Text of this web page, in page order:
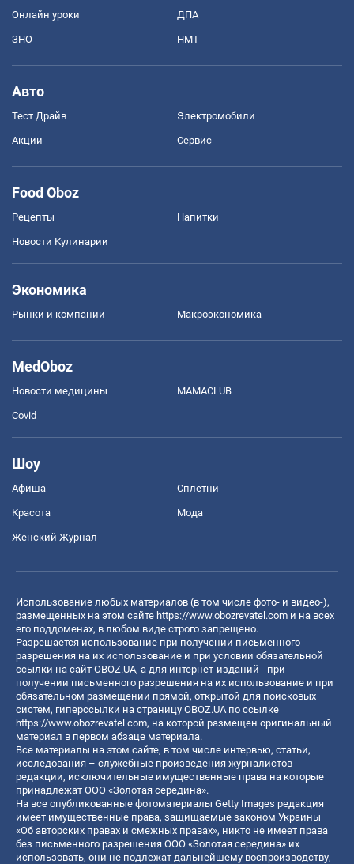
Онлайн уроки ДПА
ЗНО НМТ
Авто
Тест Драйв Электромобили
Акции Сервис
Food Oboz
Рецепты Напитки
Новости Кулинарии
Экономика
Рынки и компании Mакроэкономика
MedOboz
Новости медицины MAMACLUB
Covid
Шоу
Афиша Сплетни
Красота Мода
Женский Журнал
Использование любых материалов (в том числе фото- и видео-),
размещенных на этом сайте https://www.obozrevatel.com и на всех
его поддоменах, в любом виде строго запрещено.
Разрешается использование при получении письменного
разрешения на их использование и при условии обязательной
ссылки на сайт OBOZ.UA, а для интернет-изданий - при
получении письменного разрешения на их использование и при
обязательном размещении прямой, открытой для поисковых
систем, гиперссылки на страницу OBOZ.UA по ссылке
https://www.obozrevatel.com, на которой размещен оригинальный
материал в первом абзаце материала.
Все материалы на этом сайте, в том числе интервью, статьи,
исследования – служебные произведения журналистов
редакции, исключительные имущественные права на которые
принадлежат ООО «Золотая середина».
На все опубликованные фотоматериалы Getty Images редакция
имеет имущественные права, защищаемые законом Украины
«Об авторских правах и смежных правах», никто не имеет права
без письменного разрешения ООО «Золотая середина» их
использовать, они не подлежат дальнейшему воспроизводству,